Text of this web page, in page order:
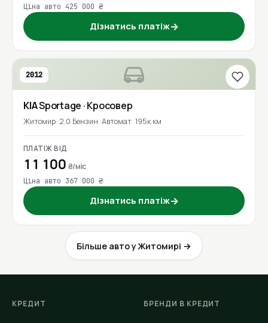
Ціна авто 425 000 ₴
Дізнатись платіж→
2012
KIASportage · Кросовер
Житомир 2.0 Бензин Автомат 195к км
ПЛАТІЖ ВІД
11 100 ₴/міс
Ціна авто 367 000 ₴
Дізнатись платіж→
Більше авто у Житомирі →
КРЕДИТ БРЕНДИ В КРЕДИТ